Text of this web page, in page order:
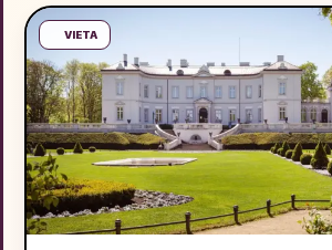
VIETA